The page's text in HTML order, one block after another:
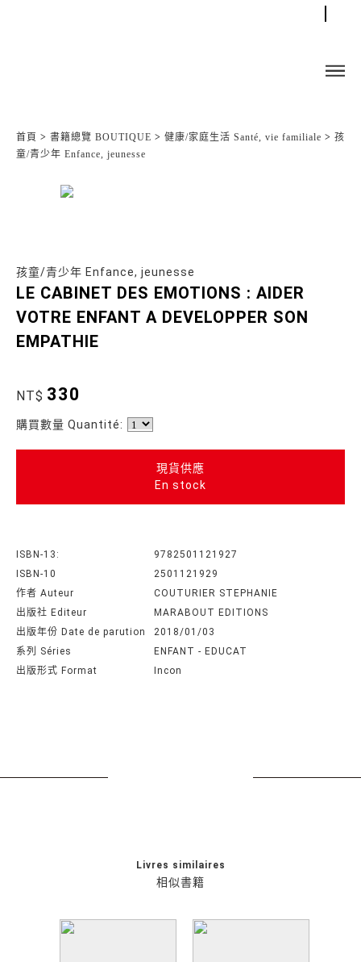
首頁 > 書籍總覽 BOUTIQUE > 健康/家庭生活 Santé, vie familiale > 孩
童/青少年 Enfance, jeunesse
孩童/青少年 Enfance, jeunesse
LE CABINET DES EMOTIONS : AIDER
VOTRE ENFANT A DEVELOPPER SON
EMPATHIE
NT$ 330
購買數量 Quantité:
現貨供應
En stock
ISBN-13:
9782501121927
ISBN-10
2501121929
作者 Auteur
COUTURIER STEPHANIE
出版社 Editeur
MARABOUT EDITIONS
出版年份 Date de parution
2018/01/03
系列 Séries
ENFANT - EDUCAT
出版形式 Format
Incon
相似書籍
Livres similaires